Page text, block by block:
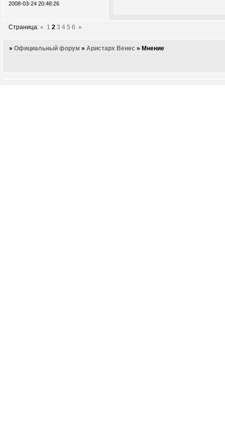
2008-03-24 20:48:26
Страница:« 1 2 3 4 5 6 »
»Официальный форум »Аристарх Венес »Мнение